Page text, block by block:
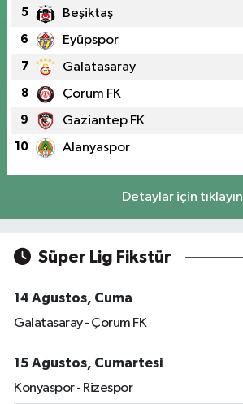
5 Beşiktaş
6 Eyüpspor
7 Galatasaray
8 Çorum FK
9 Gaziantep FK
10 Alanyaspor
Detaylar için tıklayın
Süper Lig Fikstür
14 Ağustos, Cuma
Galatasaray - Çorum FK
15 Ağustos, Cumartesi
Konyaspor - Rizespor